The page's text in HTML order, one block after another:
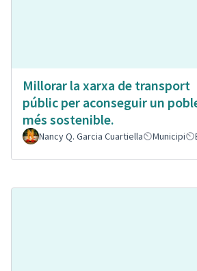
Millorar la xarxa de transport
públic per aconseguir un
més sostenible.
Nancy Q. Garcia Cuartiella Municipi